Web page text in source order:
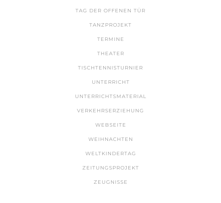
TAG DER OFFENEN TÜR
TANZPROJEKT
TERMINE
THEATER
TISCHTENNISTURNIER
UNTERRICHT
UNTERRICHTSMATERIAL
VERKEHRSERZIEHUNG
WEBSEITE
WEIHNACHTEN
WELTKINDERTAG
ZEITUNGSPROJEKT
ZEUGNISSE